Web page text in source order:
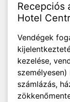
Recepciós
Hotel
Vendégek
kezelése,
számlázás,